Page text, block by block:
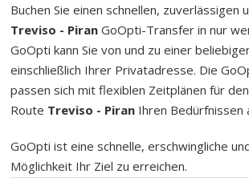
Buchen Sie einen schnellen, zuverlässigen
Treviso - Piran GoOpti-Transfer in nur
GoOpti kann Sie von und zu einer
einschließlich Ihrer Privatadresse. Die
passen sich mit flexiblen Zeitplänen für
Route Treviso - Piran Ihren Bedürfnissen
GoOpti ist eine schnelle, erschwingliche
Möglichkeit Ihr Ziel zu erreichen.